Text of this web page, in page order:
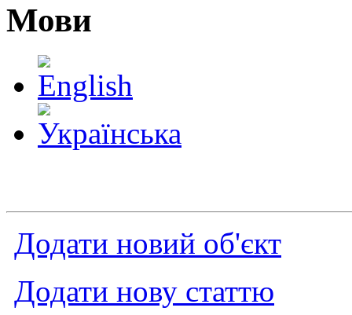
Мови
Додати новий об'єкт
Додати нову статтю